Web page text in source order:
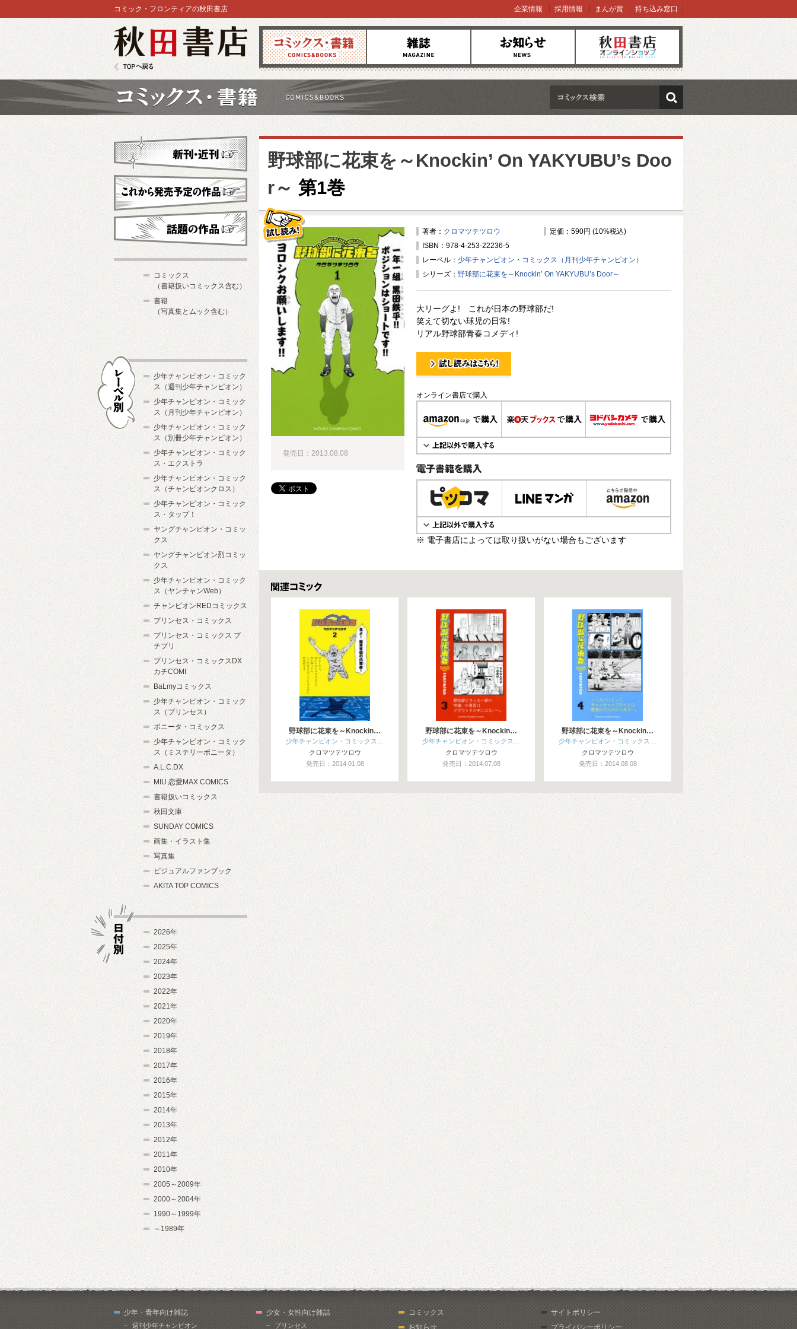
コミックス 雑誌 お知らせ オンラインショップ
コミック・フロンティアの秋田書店 企業情報 採用情報 まんが賞 持ち込み窓口
検索
野球部に花束を～Knockin’ On YAKYUBU’s Doo
r～ 第1巻
著者： クロマツテツロウ
定価：590円 (10%税込)
ISBN：978-4-253-22236-5
レーベル： 少年チャンピオン・コミックス（月刊少年チャンピオン）
シリーズ： 野球部に花束を～Knockin’ On YAKYUBU’s Door～
大リーグよ! これが日本の野球部だ!
笑えて切ない球児の日常!
リアル野球部青春コメディ!
試し読み！
オンライン書店で購入
電子書籍で購入
※ 電子書店によっては取り扱いがない場合もございます
発売日：2013.08.08
関連コミックス
野球部に花束を～Knockin…
少年チャンピオン・コミックス…
クロマツテツロウ
発売日：2014.01.08
野球部に花束を～Knockin…
少年チャンピオン・コミックス…
クロマツテツロウ
発売日：2014.07.08
野球部に花束を～Knockin…
少年チャンピオン・コミックス…
クロマツテツロウ
発売日：2014.08.08
新刊・近刊
これから発売予定
コミックス
（書籍扱いコミックス含む）
書籍
（写真集とムック含む）
少年チャンピオン・コミック
ス（週刊少年チャンピオン）
少年チャンピオン・コミック
ス（月刊少年チャンピオン）
少年チャンピオン・コミック
ス（別冊少年チャンピオン）
少年チャンピオン・コミック
ス・エクストラ
少年チャンピオン・コミック
ス（チャンピオンクロス）
少年チャンピオン・コミック
ス・タップ！
ヤングチャンピオン・コミッ
クス
ヤングチャンピオン烈コミッ
クス
少年チャンピオン・コミック
ス（ヤンチャンWeb）
チャンピオンREDコミックス
プリンセス・コミックス
プリンセス・コミックス プ
チプリ
プリンセス・コミックスDX
カチCOMI
BaLmyコミックス
少年チャンピオン・コミック
ス（プリンセス）
ボニータ・コミックス
少年チャンピオン・コミック
ス（ミステリーボニータ）
A.L.C.DX
MIU 恋愛MAX COMICS
書籍扱いコミックス
秋田文庫
SUNDAY COMICS
画集・イラスト集
写真集
ビジュアルファンブック
AKITA TOP COMICS
2026年
2025年
2024年
2023年
2022年
2021年
2020年
2019年
2018年
2017年
2016年
2015年
2014年
2013年
2012年
2011年
2010年
2005～2009年
2000～2004年
1990～1999年
～1989年
少年・青年向け雑誌
週刊少年チャンピオン
少女・女性向け雑誌
プリンセス
コミックス
お知らせ
サイトポリシー
プライバシーポリシー